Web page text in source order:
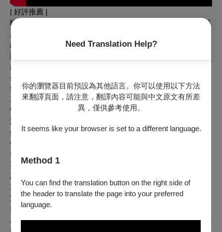
Need Translation Help?
你的瀏覽器目前預設為其他語言。你可以使用以下方法
來翻譯頁面，請注意，翻譯內容可能與中文原文有所差
異，僅供參考使用。
It seems like your browser is set to a different language.
Method 1
You can find the translation button on the right side of
the header to translate the page into your preferred
language.
| 好評推薦 |
曉劇場近年作品關注當代社會議題外，也透過經典文學作品深
經驗與起源。—
《PAR表演藝術雜誌》
| 藝術家介紹 |
劇作家暨創作顧問／黃春明
臺灣宜蘭人。曾任小學教師、記者、廣告企劃、導演等職。近
年專事寫作。曾獲吳三連文學獎、國家文藝獎、時報文學獎、
東元獎、噶瑪蘭獎及行政院文化獎、總統文化獎等。現為《九
彎十八拐》雜誌發行人、黃大魚兒童劇團團長。著有小說《看
海的日子》、《兒子的大玩偶》、《莎喲娜啦．再見》、《放
生》等；散文《等待一朵花的名字》、《九彎十八拐》等；文
學漫畫《王善壽與牛進》；童話繪本《小駝背》、《我是貓
也》、《短鼻象》等。
導演／鍾伯淵
萬座曉劇場藝術總監及艋舺國際舞蹈節策展人。擅從劇場詮釋
文學之美，亦紀錄城市改變發表系列作品，並出版《穢土天
堂》、《地下女子》等劇本集。具備豐富編導演經驗，亦曾參
與廣告、電視和電影的演出。曾受邀至泰國曼谷劇場藝術節、
上海國際當代戲劇季、臺北藝術節、東京藝術節等。2020年執
行策劃並擔任鈕扣計畫10週年製作人、舞躍大地舞蹈創作比賽